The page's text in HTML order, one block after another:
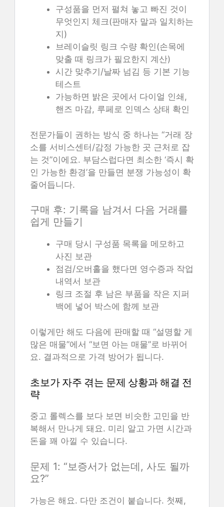
구성품을 먼저 펼쳐 놓고 빠진 것이
무엇인지 체크(판매자 말과 일치하는
지)
브레이슬릿 링크 수량 확인(손목에
맞출 때 링크가 필요한지 계산)
시간 맞추기/날짜 넘김 등 기본 기능
테스트
가능하면 밝은 곳에서 다이얼 인쇄,
핸즈 마감, 루페로 인덱스 상태 확인
전문가들이 권하는 방식 중 하나는 “거래 장
소를 서비스센터/감정 가능한 곳 근처로 잡
는 것”이에요. 부담스럽다면 최소한 ‘즉시 확
인 가능한 환경’을 만들면 분쟁 가능성이 확
줄어듭니다.
구매 후: 기록을 남겨서 다음 거래를
쉽게 만들기
구매 당시 구성품 목록을 메모하고
사진 보관
점검/오버홀을 했다면 영수증과 작업
내역서 보관
링크 조절 후 남은 부품을 작은 지퍼
백에 넣어 박스에 함께 보관
이렇게만 해도 다음에 판매할 때 “설명할 게
많은 매물”에서 “보면 아는 매물”로 바뀌어
요. 결과적으로 가격 방어가 됩니다.
초보가 자주 겪는 문제 상황과 해결 전
략
중고 롤렉스를 보다 보면 비슷한 고민을 반
복해서 만나게 돼요. 미리 알고 가면 시간과
돈을 꽤 아낄 수 있습니다.
문제 1: “보증서가 없는데, 사도 될까
요?”
가능은 해요. 다만 조건이 붙습니다. 첫째,